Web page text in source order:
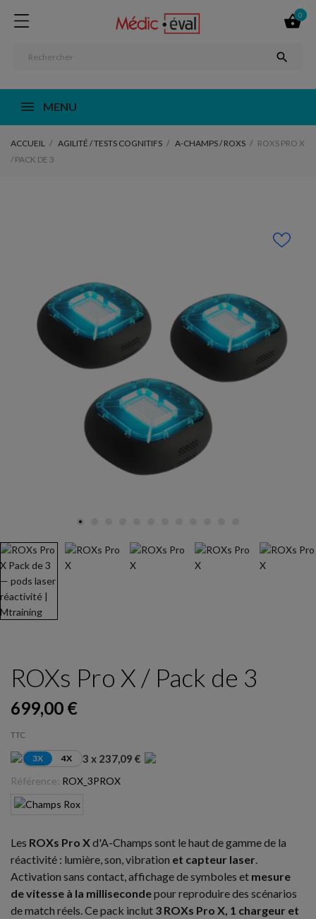

0

MENU
ACCUEIL AGILITÉ / TESTS COGNITIFS A-CHAMPS / ROXS
ROXS PRO X
/ PACK DE 3
ROXs Pro X / Pack de 3
699,00 €
TTC
3X 4X 3 x 237,09 €
Référence: ROX_3PROX
Les ROXs Pro Xd'A-Champs sont le haut de gamme de la
réactivité : lumière, son, vibration et capteur laser
Activation sans contact, affichage de symboles et mesure
de vitesse à la millisecondepour reproduire des scénarios
de match réels. Ce pack inclut 3 ROXs Pro X, 1 chargeur et